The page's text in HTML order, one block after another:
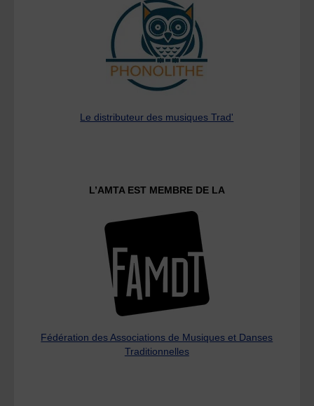
Le distributeur des musiques Trad'
L’AMTA EST MEMBRE DE LA
Fédération des Associations de Musiques et Danses
Traditionnelles